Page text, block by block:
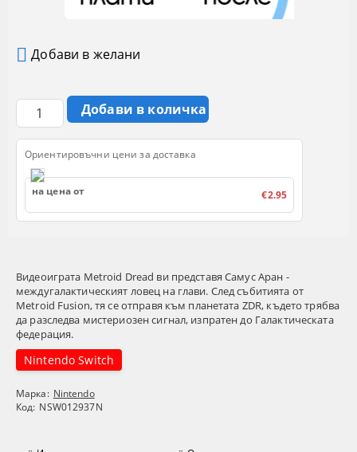
Видеоиграта Metroid Dread ви представя Самус Аран -
междугалактическият ловец на глави. След събитията от
Metroid Fusion, тя се отправя към планетата ZDR, където трябва
да разследва мистериозен сигнал, изпратен до Галактическата
федерация.
Nintendo Switch
Марка: Nintendo
Код: NSW012937N
Добави в желани
Ориентировъчни цени за доставка
на цена от €2.95